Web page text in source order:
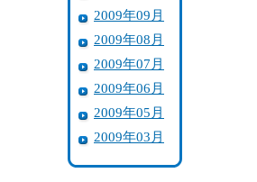
2009年09月
2009年08月
2009年07月
2009年06月
2009年05月
2009年03月